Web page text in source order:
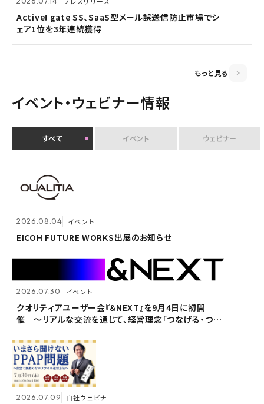
Active! gate SS、SaaS型メール誤送信防止市場でシ
ェア1位を3年連続獲得
2026.06.18 プレスリリース
富山県内7信用金庫、DEEPMailとPOWER EGGの連携
お知らせ
もっと見る
イベント・ウェビナー情報
すべて イベント ウェビナー
2026.08.04 イベント
EICOH FUTURE WORKS出展のお知らせ
2026.07.30 イベント
クオリティアユーザー会『&NEXT』を9月4日に初開
催 〜リアルな交流を通じて、経営理念「つなげる・つな
2026.07.09 自社ウェビナー
2026.08.04 イベント
EICOH FUTURE WORKS出展のお知らせ
2026.07.30 イベント
クオリティアユーザー会『&NEXT』を9月4日に初開
催 〜リアルな交流を通じて、経営理念「つなげる・つな
2026.07.09 自社ウェビナー
2026.07.30
クオリティアユーザー会『&NEXT』を9月4日に初開
催 〜リアルな交流を通じて、経営理念「つなげる・つな
がる想いを未来へつなぐ」を体現〜
2026.07.09 自社ウェビナー
<7/30 ウェビナー開催>いまさら聞けないPPAP問題～